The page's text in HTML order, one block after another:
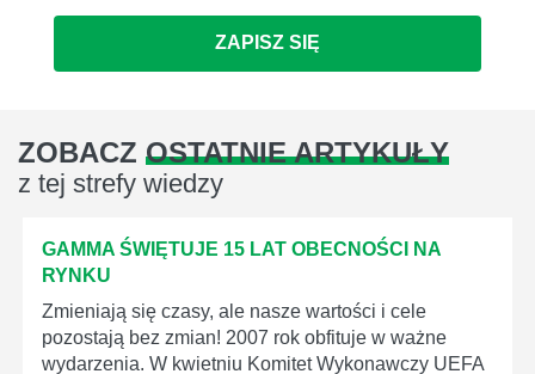
ZAPISZ SIĘ
ZOBACZ OSTATNIE ARTYKUŁY
z tej strefy wiedzy
GAMMA ŚWIĘTUJE 15 LAT OBECNOŚCI NA
RYNKU
Zmieniają się czasy, ale nasze wartości i cele
pozostają bez zmian! 2007 rok obfituje w ważne
wydarzenia. W kwietniu Komitet Wykonawczy UEFA